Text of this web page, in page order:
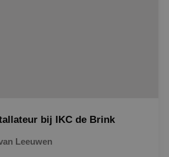
bij IKC de Brink
Leeuwen